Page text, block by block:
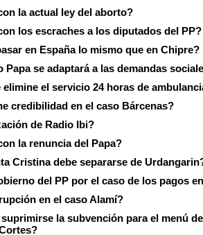
la actual ley del aborto?
los escraches a los diputados del PP?
en España lo mismo que en Chipre?
Papa se adaptará a las demandas
elimine el servicio 24 horas de
credibilidad en el caso Bárcenas?
de Radio Ibi?
la renuncia del Papa?
Cristina debe separarse de
del PP por el caso de los pagos
en el caso Alamí?
la subvención para el menú